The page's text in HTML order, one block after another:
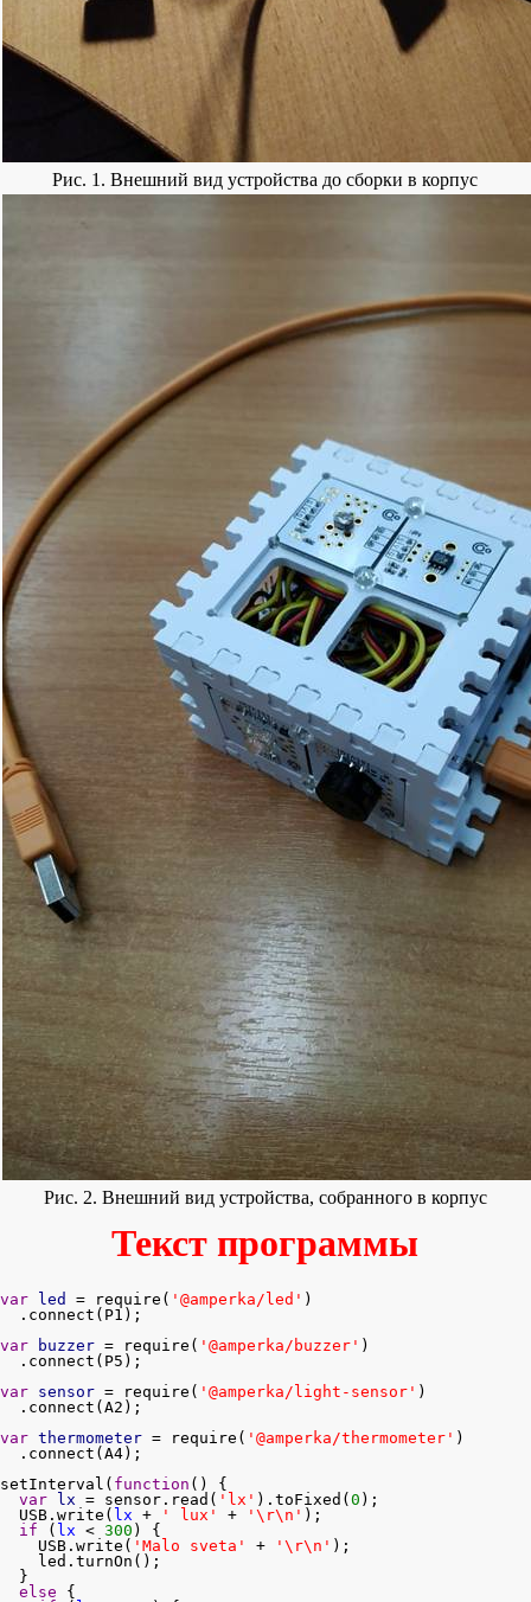
Рис. 1. Внешний вид устройства до сборки в корпус
Рис. 2. Внешний вид устройства, собранного в корпус
Текст программы
var led = require( '@amperka/led' )
  .connect(P1);
var
buzzer = require( '@amperka/buzzer' )
  .connect(P5);
var sensor = require( '@amperka/light-sensor' )
  .connect(A2);
var thermometer = require( '@amperka/thermometer' )
  .connect(A4);
setInterval( function () {
var
lx = sensor.read( 'lx' ).toFixed( 0 );
  USB.write(
lx + ' lux' + '\r\n' );
if ( lx < 300 ) {
    USB.write(
'Malo sveta' + '\r\n' );
    led.turnOn();
  }
else {